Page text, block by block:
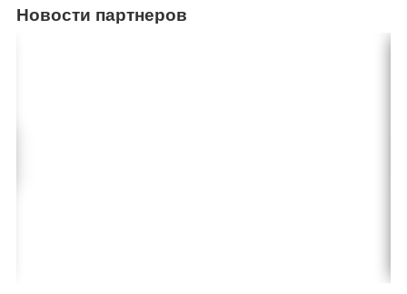
Новости партнеров